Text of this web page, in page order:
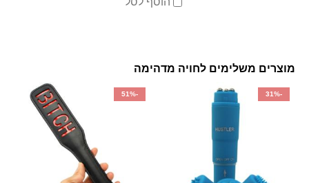
מוצרים משלימים לחויה מדהימה
-31%
-51%